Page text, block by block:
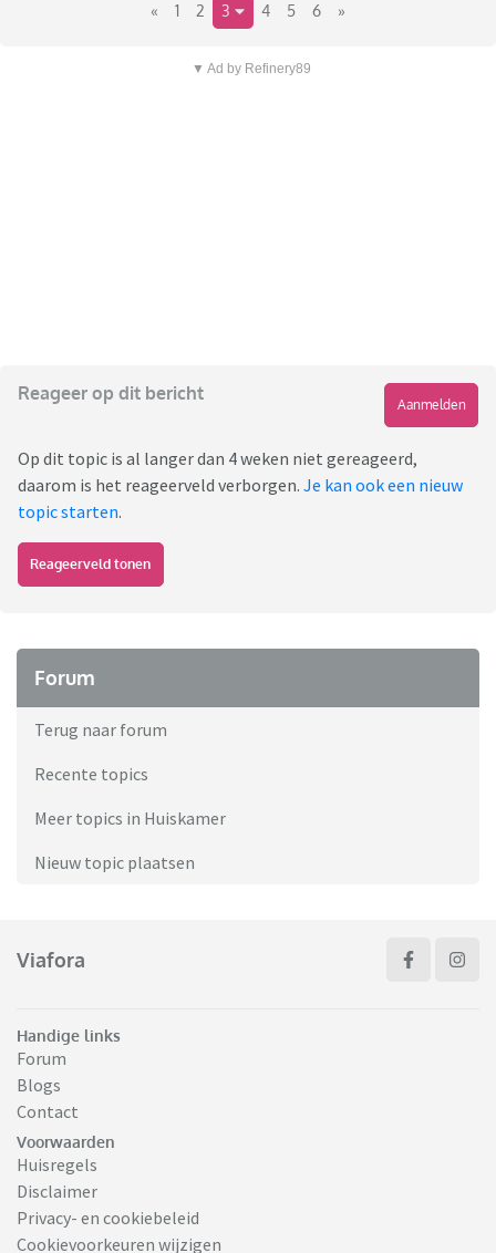
« 1 2 3 4 5 6 »
▼ Ad by Refinery89
Reageer op dit bericht
Aanmelden
Op dit topic is al langer dan 4 weken niet gereageerd,
daarom is het reageerveld verborgen. Je kan ook een nieuw
topic starten.
Reageerveld tonen
Forum
Terug naar forum
Recente topics
Meer topics in Huiskamer
Nieuw topic plaatsen
Viafora
Handige links
Forum
Blogs
Contact
Voorwaarden
Huisregels
Disclaimer
Privacy- en cookiebeleid
Cookievoorkeuren wijzigen